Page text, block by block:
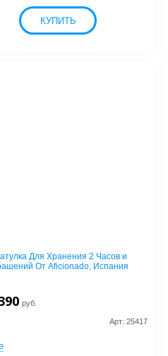
Для Хранения 2 Часов и
От Aficionado, Испания
руб.
Арт: 25417